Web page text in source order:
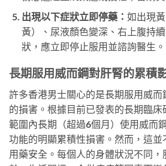
出現以下症狀立即停藥： 如出現
黃）、尿液顏色變深、右上腹持
狀，應立即停止服用並諮詢醫生。
長期服用威而鋼對肝腎的累積
許多香港男士關心的是長期服用威
的損害。根據目前已發表的長期臨
範圍內長期（超過6個月）使用威而
功能的明顯累積性損害。然而，這
用藥安全。每個人的身體狀況不同